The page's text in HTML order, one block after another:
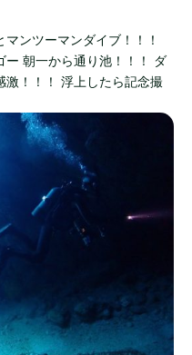
ンツーマンダイブ！！！
ー 朝一から通り池！！！ ダ
激！！！ 浮上したら記念撮